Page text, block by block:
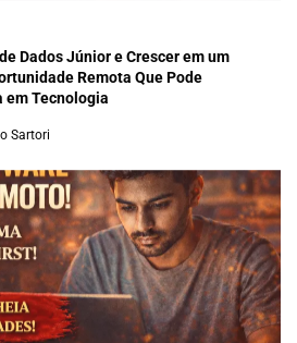
Dados Júnior e Crescer em um
Remota Que Pode
em Tecnologia
Sartori